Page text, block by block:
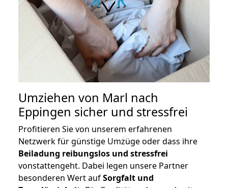
Umziehen von Marl nach
Eppingen sicher und stressfrei
Profitieren Sie von unserem erfahrenen
Netzwerk für günstige Umzüge oder dass ihre
Beiladung reibungslos und stressfrei
vonstattengeht. Dabei legen unsere Partner
besonderen Wert aufSorgfalt und